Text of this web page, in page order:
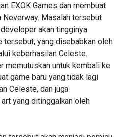
EXOK Games dan membuat
Neverway. Masalah tersebut
akan tingginya
tersebut, yang disebabkan oleh
keberhasilan Celeste.
memutuskan untuk kembali ke
game baru yang tidak lagi
Celeste, dan juga
yang ditinggalkan oleh